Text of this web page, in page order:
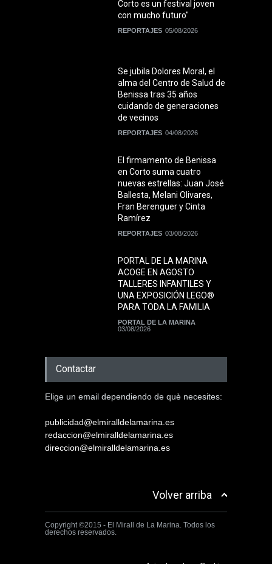
Corto es un festival joven
con mucho futuro"
REPORTAJES 05/08/2026
Se jubila Dolores Moral, el
alma del Centro de Salud de
Benissa tras 35 años
cuidando de generaciones
de vecinos
REPORTAJES 04/08/2026
El firmamento de Benissa
en Corto suma cuatro
nuevas estrellas: Juan José
Ballesta, Melani Olivares,
Fran Berenguer y Cinta
Ramírez
REPORTAJES 03/08/2026
PORTAL DE LA MARINA
ACOGE EN AGOSTO
TALLERES INFANTILES Y
UNA EXPOSICIÓN LEGO®
PARA TODA LA FAMILIA
PORTAL DE LA MARINA
03/08/2026
Contactar
Elige un email dependiendo de què necesites:
publicidad@elmiralldelamarina.es
redaccion@elmiralldelamarina.es
direccion@elmiralldelamarina.es
Volver arriba
Copyright ©2015 - El Mirall de La Marina. Todos los
derechos reservados.